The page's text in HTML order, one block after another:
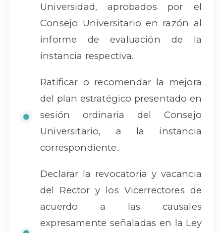
Universidad, aprobados por el
Consejo Universitario en razón al
informe de evaluación de la
instancia respectiva.
Ratificar o recomendar la mejora
del plan estratégico presentado en
sesión ordinaria del Consejo
Universitario, a la instancia
correspondiente.
Declarar la revocatoria y vacancia
del Rector y los Vicerrectores de
acuerdo a las causales
expresamente señaladas en la Ley